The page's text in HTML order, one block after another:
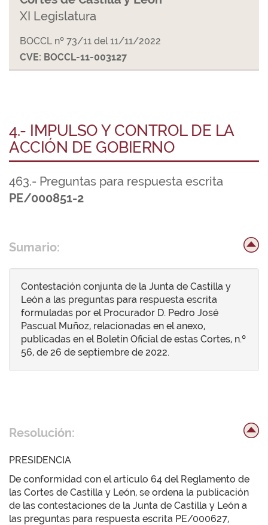
XI Legislatura
BOCCL nº 73/11 del 11/11/2022
CVE: BOCCL-11-003127
4.- IMPULSO Y CONTROL DE LA
ACCIÓN DE GOBIERNO
463.- Preguntas para respuesta escrita
PE/000851-2
Sumario:
Contestación conjunta de la Junta de Castilla y
León a las preguntas para respuesta escrita
formuladas por el Procurador D. Pedro José
Pascual Muñoz, relacionadas en el anexo,
publicadas en el Boletín Oficial de estas Cortes, n.º
56, de 26 de septiembre de 2022.
Resolución:
PRESIDENCIA
De conformidad con el artículo 64 del Reglamento de
las Cortes de Castilla y León, se ordena la publicación
de las contestaciones de la Junta de Castilla y León a
las preguntas para respuesta escrita PE/000627,